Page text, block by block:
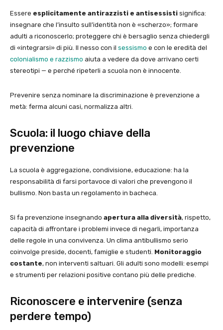
Essere esplicitamente antirazzisti e antisessisti significa:
insegnare che l’insulto sull’identità non è «scherzo»; formare
adulti a riconoscerlo; proteggere chi è bersaglio senza chiedergli
di «integrarsi» di più. Il nesso con il sessismo e con le eredità del
colonialismo e razzismo aiuta a vedere da dove arrivano certi
stereotipi — e perché ripeterli a scuola non è innocente.
Prevenire senza nominare la discriminazione è prevenzione a
metà: ferma alcuni casi, normalizza altri.
Scuola: il luogo chiave della
prevenzione
La scuola è aggregazione, condivisione, educazione: ha la
responsabilità di farsi portavoce di valori che prevengono il
bullismo. Non basta un regolamento in bacheca.
Si fa prevenzione insegnando apertura alla diversità, rispetto,
capacità di affrontare i problemi invece di negarli, importanza
delle regole in una convivenza. Un clima antibullismo serio
coinvolge preside, docenti, famiglie e studenti. Monitoraggio
costante, non interventi saltuari. Gli adulti sono modelli: esempi
e strumenti per relazioni positive contano più delle prediche.
Riconoscere e intervenire (senza
perdere tempo)